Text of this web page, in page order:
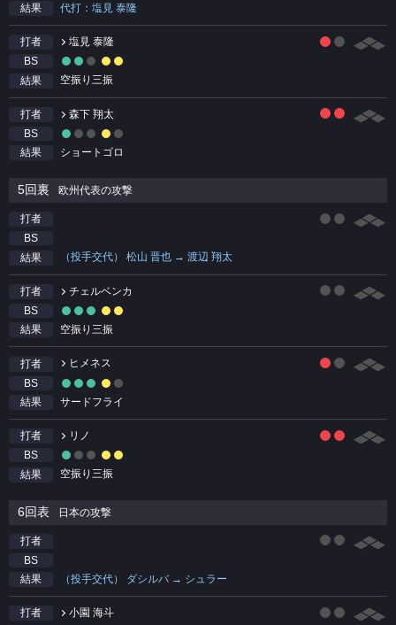
結果
代打：塩見 泰隆
打者
塩見 泰隆
BS
結果
空振り三振
打者
森下 翔太
BS
結果
ショートゴロ
5回裏 欧州代表の攻撃
打者
BS
結果
（投手交代） 松山 晋也 → 渡辺 翔太
打者
チェルベンカ
BS
結果
空振り三振
打者
ヒメネス
BS
結果
サードフライ
打者
リノ
BS
結果
空振り三振
6回表 日本の攻撃
打者
BS
結果
（投手交代） ダシルバ → シュラー
打者
小園 海斗